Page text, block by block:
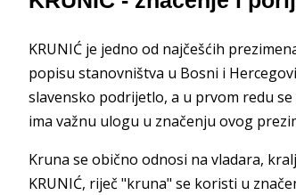
KRUNIĆ je jedno od najčešćih
popisu stanovništva u Bosni i
slavensko podrijetlo, a u prvom redu
ima važnu ulogu u značenju ovog
Kruna se obično odnosi na vladara,
KRUNIĆ, riječ "kruna" se koristi u